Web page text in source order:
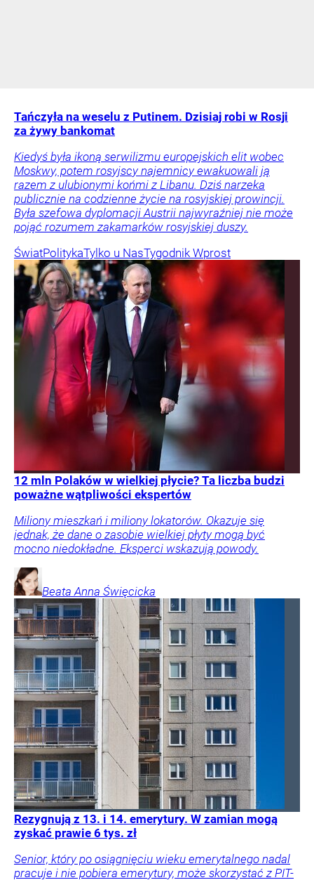
Tańczyła na weselu z Putinem. Dzisiaj robi w Rosji
za żywy bankomat
Kiedyś była ikoną serwilizmu europejskich elit wobec
Moskwy, potem rosyjscy najemnicy ewakuowali ją
razem z ulubionymi końmi z Libanu. Dziś narzeka
publicznie na codzienne życie na rosyjskiej prowincji.
Była szefowa dyplomacji Austrii najwyraźniej nie może
pojąć rozumem zakamarków rosyjskiej duszy.
ŚwiatPolitykaTylko u NasTygodnik Wprost
12 mln Polaków w wielkiej płycie? Ta liczba budzi
poważne wątpliwości ekspertów
Miliony mieszkań i miliony lokatorów. Okazuje się
jednak, że dane o zasobie wielkiej płyty mogą być
mocno niedokładne. Eksperci wskazują powody.
Beata Anna Święcicka
Rezygnują z 13. i 14. emerytury. W zamian mogą
zyskać prawie 6 tys. zł
Senior, który po osiągnięciu wieku emerytalnego nadal
pracuje i nie pobiera emerytury, może skorzystać z PIT-